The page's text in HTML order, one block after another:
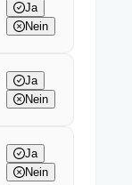
Ja
Nein
Ja
Nein
Ja
Nein